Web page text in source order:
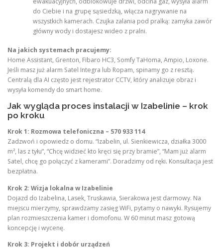
do Ciebie i na grupę sąsiedzką, włącza nagrywanie na
wszystkich kamerach. Czujka zalania pod pralką: zamyka zawór
główny wody i dostajesz wideo z pralni.
Na jakich systemach pracujemy:
Home Assistant, Grenton, Fibaro HC3, Somfy TaHoma, Ampio, Loxone.
Jeśli masz już alarm Satel Integra lub Ropam, spinamy go z resztą.
Centralą dla AI często jest rejestrator CCTV, który analizuje obraz i
wysyła komendy do smart home.
Jak wygląda proces instalacji w Izabelinie – krok
po kroku
Krok 1: Rozmowa telefoniczna – 570 933 114
Zadzwoń i opowiedz o domu. “Izabelin, ul. Sienkiewicza, działka 3000
m², las z tyłu”, “Chcę widzieć kto kręci się przy bramie”, “Mam już alarm
Satel, chcę go połączyć z kamerami”. Doradzimy od ręki. Konsultacja jest
bezpłatna.
Krok 2: Wizja lokalna w Izabelinie
Dojazd do Izabelina, Lasek, Truskawia, Sierakowa jest darmowy. Na
miejscu mierzymy, sprawdzamy zasięg WiFi, pytamy o nawyki. Rysujemy
plan rozmieszczenia kamer i domofonu. W 60 minut masz gotową
koncepcję i wycenę.
Krok 3: Projekt i dobór urządzeń